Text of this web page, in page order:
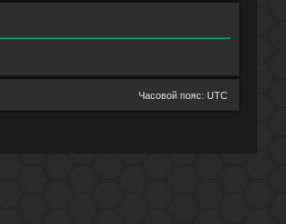
Часовой пояс: UTC